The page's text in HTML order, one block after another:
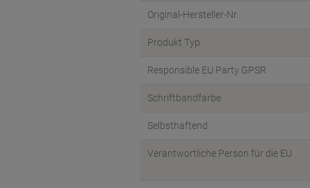
Original-Hersteller-Nr.
Produkt Typ
Responsible EU Party GPSR
Schriftbandfarbe
Selbsthaftend
Verantwortliche Person für die EU